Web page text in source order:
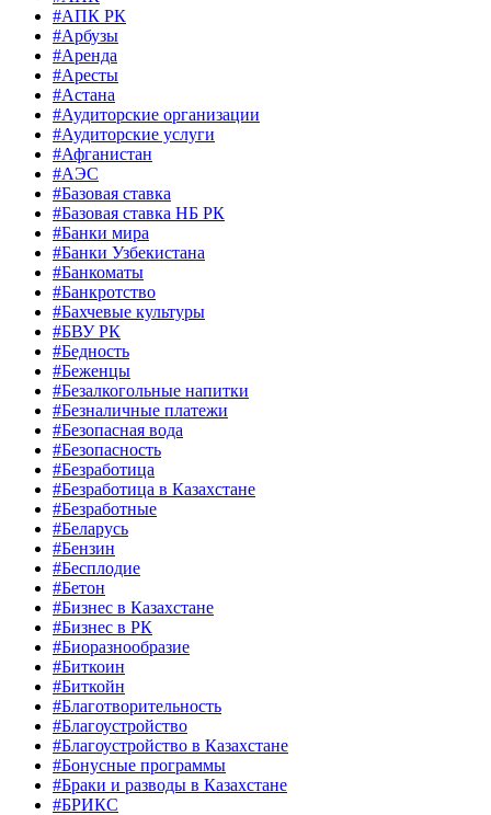
#АПК РК
#Арбузы
#Аренда
#Аресты
#Астана
#Аудиторские организации
#Аудиторские услуги
#Афганистан
#АЭС
#Базовая ставка
#Базовая ставка НБ РК
#Банки мира
#Банки Узбекистана
#Банкоматы
#Банкротство
#Бахчевые культуры
#БВУ РК
#Бедность
#Беженцы
#Безалкогольные напитки
#Безналичные платежи
#Безопасная вода
#Безопасность
#Безработица
#Безработица в Казахстане
#Безработные
#Беларусь
#Бензин
#Бесплодие
#Бетон
#Бизнес в Казахстане
#Бизнес в РК
#Биоразнообразие
#Биткоин
#Биткойн
#Благотворительность
#Благоустройство
#Благоустройство в Казахстане
#Бонусные программы
#Браки и разводы в Казахстане
#БРИКС